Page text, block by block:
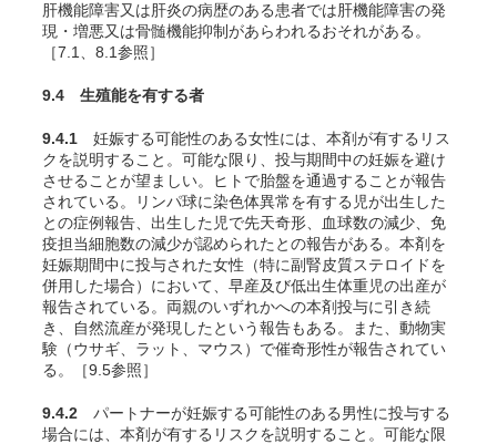
肝機能障害又は肝炎の病歴のある患者では肝機能障害の発
現・増悪又は骨髄機能抑制があらわれるおそれがある。
［7.1、8.1参照］
9.4 生殖能を有する者
9.4.1 妊娠する可能性のある女性には、本剤が有するリス
クを説明すること。可能な限り、投与期間中の妊娠を避け
させることが望ましい。ヒトで胎盤を通過することが報告
されている 。リンパ球に染色体異常を有する児が出生した
との症例報告、出生した児で先天奇形、血球数の減少、免
疫担当細胞数の減少が認められたとの報告がある 。本剤を
妊娠期間中に投与された女性（特に副腎皮質ステロイドを
併用した場合）において、早産及び低出生体重児の出産が
報告されている。両親のいずれかへの本剤投与に引き続
き、自然流産が発現したという報告もある。また、動物実
験（ウサギ、ラット、マウス）で催奇形性が報告されてい
る 。［9.5参照］
9.4.2 パートナーが妊娠する可能性のある男性に投与する
場合には、本剤が有するリスクを説明すること。可能な限